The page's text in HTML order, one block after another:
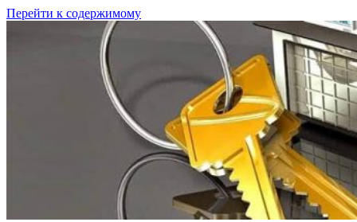
Перейти к содержимому